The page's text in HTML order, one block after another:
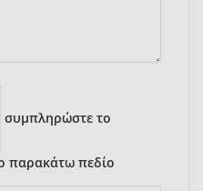
συμπληρώστε το
παρακάτω πεδίο